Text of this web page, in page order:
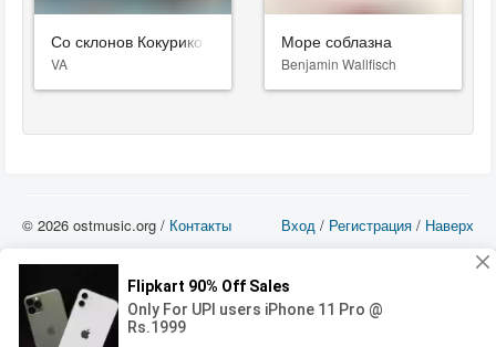
Со склонов Кокурико
VA
Море соблазна
Benjamin Wallfisch
Вход / Регистрация / Наверх
© 2026 ostmusic.org / Контакты
можете использовать такие материалы только в том в случае, если
использование производится с ознакомительными целями - для прочих целей
вы должны приобрести лицензионную запись.